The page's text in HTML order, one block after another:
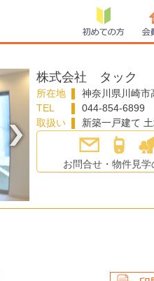
会
初めての方
〉
株式会社 タック
所在地 神奈川県 川崎市
TEL
044-854-6899
取扱い
新築一戸建て
お問合せ・物件見学